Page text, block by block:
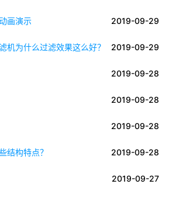
画演示 2019-09-29
机为什么过滤效果这么好？ 2019-09-29
2019-09-28
2019-09-28
2019-09-28
结构特点？ 2019-09-28
2019-09-27